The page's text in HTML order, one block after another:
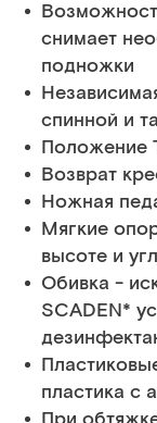
снимает
подножки
спинной и
Положение
Возврат
Ножная
Мягкие
высоте и
Обивка -
SCADEN*
пластика с